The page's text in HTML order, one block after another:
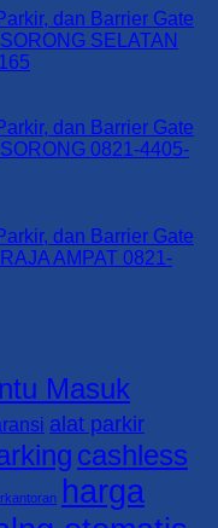
dan Barrier Gate
SELATAN
Supplier
Palang
dan
Barrier
KABUPATEN
SORONG
SELATAN
0821-
4405-
7125/
dan Barrier Gate
0821-4405-
dan Barrier Gate
AMPAT 0821-
Masuk
alat parkir
cashless
harga